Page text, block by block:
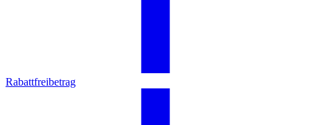
Rabattfreibetrag